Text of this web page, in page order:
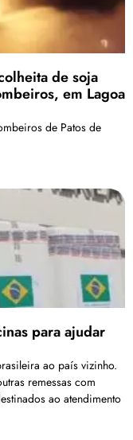
de soja
em Lagoa
de Patos de
para ajudar
ao país vizinho.
remessas com
ao atendimento